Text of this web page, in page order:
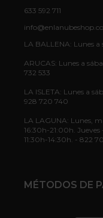
633 592 711
LA BALLENA: Lunes
ARUCAS: Lunes a
732 533
LA ISLETA: Lunes a
928 720 740
LA LAGUNA: Lunes,
16:30h-21:00h.
11:30h-14:30h. - 822
MÉTODOS DE